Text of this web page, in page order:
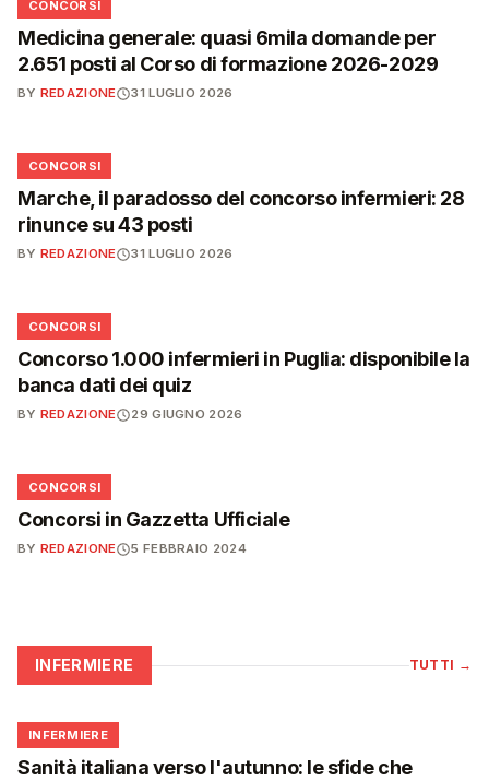
CONCORSI
Medicina generale: quasi 6mila domande per
2.651 posti al Corso di formazione 2026-2029
BY REDAZIONE 31 LUGLIO 2026
📋
CONCORSI
Marche, il paradosso del concorso infermieri: 28
rinunce su 43 posti
BY REDAZIONE 31 LUGLIO 2026
📋
CONCORSI
Concorso 1.000 infermieri in Puglia: disponibile la
banca dati dei quiz
BY REDAZIONE 29 GIUGNO 2026
📋
CONCORSI
Concorsi in Gazzetta Ufficiale
BY REDAZIONE 5 FEBBRAIO 2024
INFERMIERE TUTTI →
🩺
INFERMIERE
Sanità italiana verso l'autunno: le sfide che